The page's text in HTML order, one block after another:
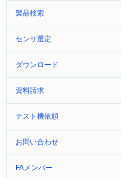
製品検索
センサ選定
ダウンロード
資料請求
テスト機依頼
お問い合わせ
FAメンバー